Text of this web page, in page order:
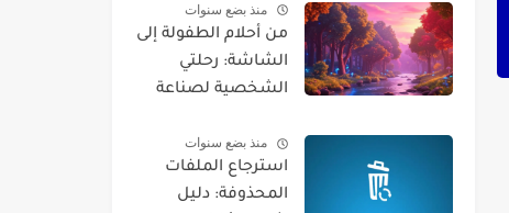
أو رأس مال) | دليل
شامل 2025
منذ بضع سنوات
من أحلام الطفولة إلى
الشاشة: رحلتي
الشخصية لصناعة
(خطوات مفصلة
وأدوات بسيطة)
منذ بضع سنوات
استرجاع الملفات
المحذوفة: دليل